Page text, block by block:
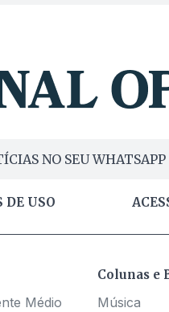
NO SEU WHATSAPP
DE USO
Médio
Colunas e
Música